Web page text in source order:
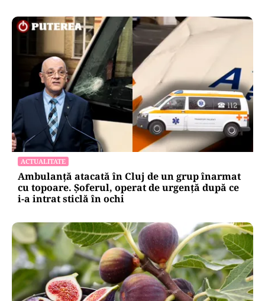
ACTUALITATE
Ambulanță atacată în Cluj de un grup înarmat
cu topoare. Șoferul, operat de urgență după ce
i-a intrat sticlă în ochi